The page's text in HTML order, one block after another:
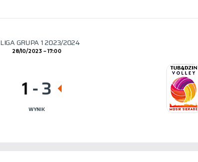
GRUPA 1 2023/2024
28/10/2023 17:00
1 -3
WYNIK